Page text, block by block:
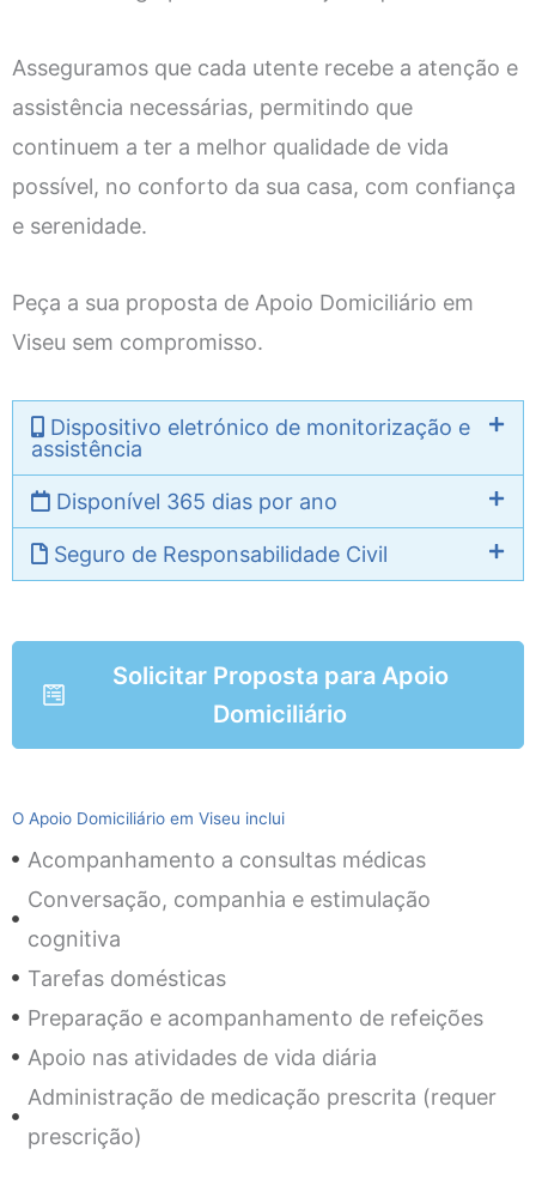
Asseguramos que cada utente recebe a atenção e
assistência necessárias, permitindo que
continuem a ter a melhor qualidade de vida
possível, no conforto da sua casa, com confiança
e serenidade.
Peça a sua proposta de Apoio Domiciliário em
Viseu sem compromisso.
Dispositivo eletrónico de monitorização e
assistência
Disponível 365 dias por ano
Seguro de Responsabilidade Civil
Solicitar Proposta para Apoio
Domiciliário
O Apoio Domiciliário em Viseu inclui
Acompanhamento a consultas médicas
Conversação, companhia e estimulação
cognitiva
Tarefas domésticas
Preparação e acompanhamento de refeições
Apoio nas atividades de vida diária
Administração de medicação prescrita (requer
prescrição)